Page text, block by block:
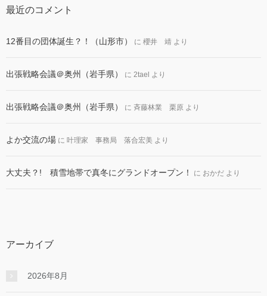
最近のコメント
12番目の団体誕生？！（山形市） に 櫻井 靖 より
出張戦略会議＠奥州（岩手県） に 2tael より
出張戦略会議＠奥州（岩手県） に 斉藤林業 栗原 より
よか交流の場 に 叶理家 事務局 落合宏美 より
大丈夫？! 積雪地帯で真冬にグランドオープン！ に おかだ より
アーカイブ
2026年8月